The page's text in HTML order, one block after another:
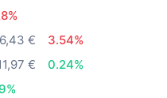
€
3.54%
€
0.24%